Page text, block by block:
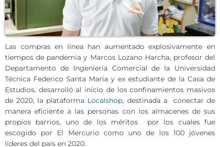
Las compras en línea han aumentado explosivamente en
tiempos de pandemia y Marcos Lozano Harcha, profesor del
Departamento de Ingeniería Comercial de la Universidad
Técnica Federico Santa María y ex estudiante de la Casa de
Estudios, desarrolló al inicio de los confinamientos masivos
de 2020, la plataforma Localshop, destinada a conectar de
manera eficiente a las personas con los almacenes de sus
propios barrios, uno de los méritos por los cuales fue
escogido por El Mercurio como uno de los 100 jóvenes
líderes del país en 2020.